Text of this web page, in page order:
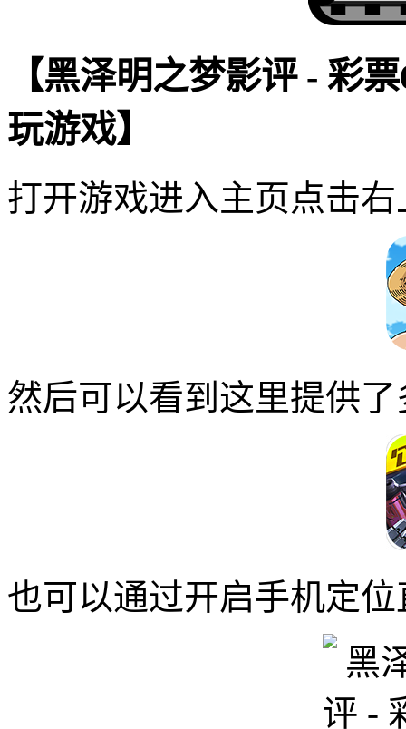
【黑泽明之梦影评 - 彩
玩游戏】
打开游戏进入主页点击
然后可以看到这里提供
也可以通过开启手机定